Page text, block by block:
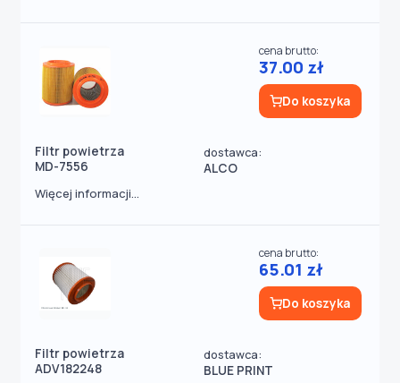
Filtr powietrza
MD-7556
dostawca:
ALCO
cena brutto:
37.00 zł
Do koszyka
Więcej informacji...
Filtr powietrza
ADV182248
dostawca:
BLUE PRINT
cena brutto:
65.01 zł
Do koszyka